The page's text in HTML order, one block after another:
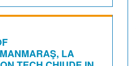
LA